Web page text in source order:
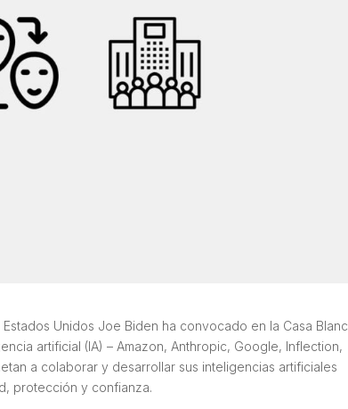
Unidos Joe Biden ha convocado en la Casa
artificial (IA) – Amazon, Anthropic, Google, Inflection,
a colaborar y desarrollar sus inteligencias artificiales
protección y confianza.